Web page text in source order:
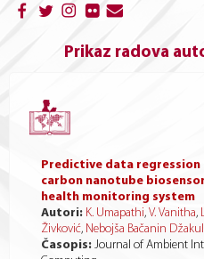
Prikaz radova
Predictive data regression
carbon nanotube
health monitoring system
Autori: K. Umapathi, V. Vanitha,
Živković, Nebojša Bačanin
Časopis: Journal of Ambient